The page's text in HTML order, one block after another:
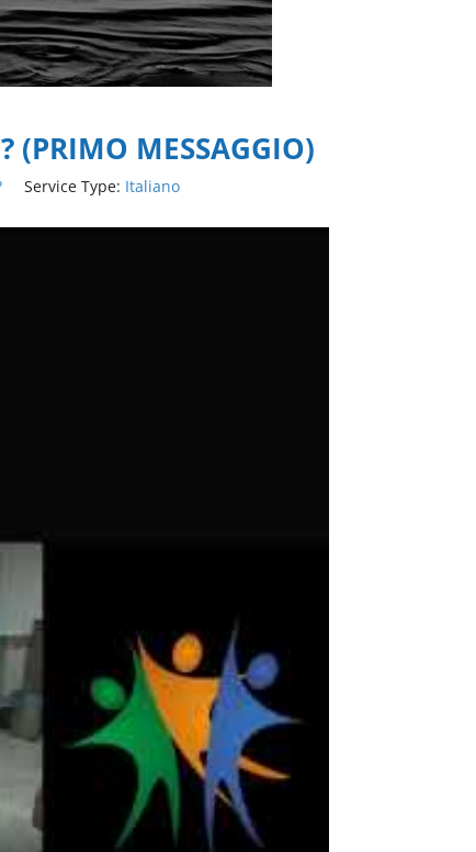
(PRIMO MESSAGGIO)
Service Type: Italiano